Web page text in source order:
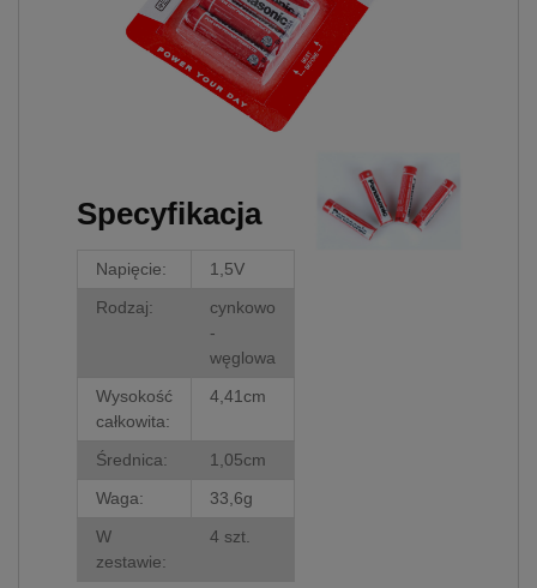
Specyfikacja
Napięcie:
1,5V
Rodzaj:
cynkowo
-
węglowa
Wysokość
całkowita:
4,41cm
Średnica:
1,05cm
Waga:
33,6g
W
zestawie:
4 szt.
prywatności w związku z
czym nie mamy wpływu na
prowadzoną przez
dostawców politykę
prywatności oraz
wykorzystywania przez nich
Wszelkie pytania oraz
zgłoszenia możesz kierować
Inspektora Ochrony Danych,
marketing@kecja.pl
telefonu